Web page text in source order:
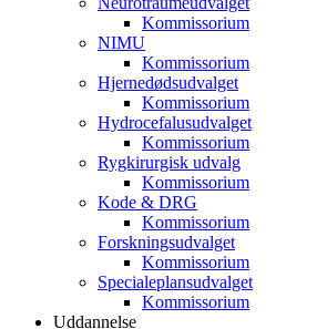
Kommissorium
NIMU
Kommissorium
Hjernedødsudvalget
Kommissorium
Hydrocefalusudvalget
Kommissorium
Rygkirurgisk udvalg
Kommissorium
Kode & DRG
Kommissorium
Forskningsudvalget
Kommissorium
Specialeplansudvalget
Kommissorium
Uddannelse